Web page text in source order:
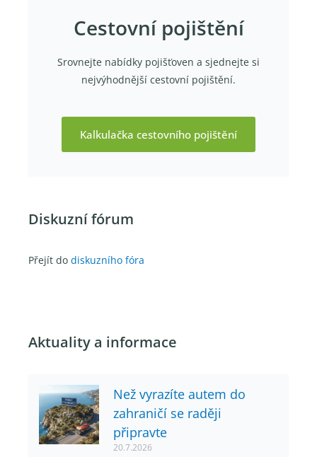
Cestovní pojištění
Srovnejte nabídky pojišťoven a sjednejte si
nejvýhodnější cestovní pojištění.
Kalkulačka cestovního pojištění
Diskuzní fórum
Přejít do diskuzního fóra
Aktuality a informace
Než vyrazíte autem do
zahraničí se raději
připravte
20.7.2026